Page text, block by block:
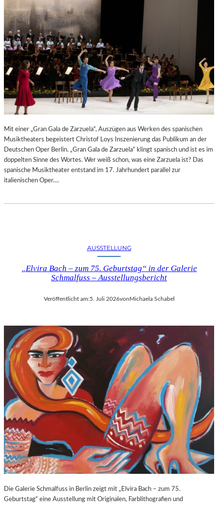
T
–
K
O
Z
E
K
–
I
C
A
Z
A
R
T
S
7
0
.
G
E
B
U
T
S
Mit einer „Gran Gala de Zarzuela“, Auszügen aus Werken des spanischen
Musiktheaters begeistert Christof Loys Inszenierung das Publikum an der
Deutschen Oper Berlin. „Gran Gala de Zarzuela“ klingt spanisch und ist es im
doppelten Sinne des Wortes. Wer weiß schon, was eine Zarzuela ist? Das
spanische Musiktheater entstand im 17. Jahrhundert parallel zur
italienischen Oper.…
AUSSTELLUNG
„Elvira Bach – zum 75. Geburtstag“ in der Galerie
Schmalfuss – Ausstellungsbericht
Veröffentlicht am:5. Juli 2026von Michaela Schabel
Die Galerie Schmalfuss in Berlin zeigt mit „Elvira Bach – zum 75.
Geburtstag“ eine Ausstellung mit Originalen, Farblithografien und